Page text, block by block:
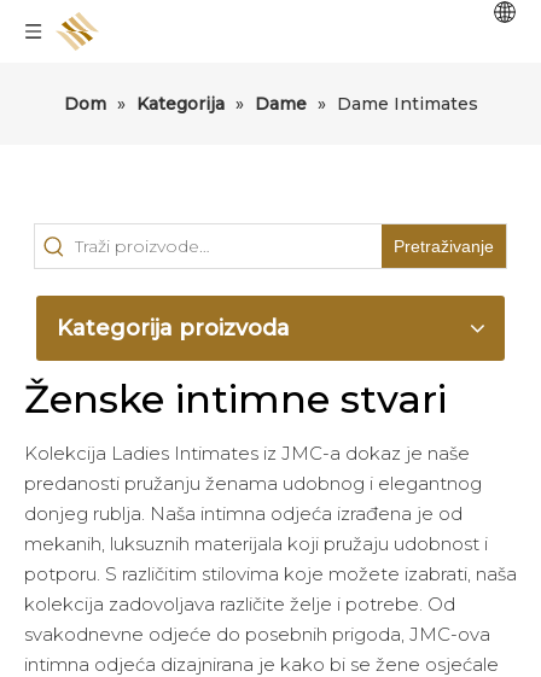
Dom » Kategorija » Dame » Dame Intimates
Pretraživanje
Kategorija proizvoda
Ženske intimne stvari
Kolekcija Ladies Intimates iz JMC-a dokaz je naše
predanosti pružanju ženama udobnog i elegantnog
donjeg rublja. Naša intimna odjeća izrađena je od
mekanih, luksuznih materijala koji pružaju udobnost i
potporu. S različitim stilovima koje možete izabrati, naša
kolekcija zadovoljava različite želje i potrebe. Od
svakodnevne odjeće do posebnih prigoda, JMC-ova
intimna odjeća dizajnirana je kako bi se žene osjećale